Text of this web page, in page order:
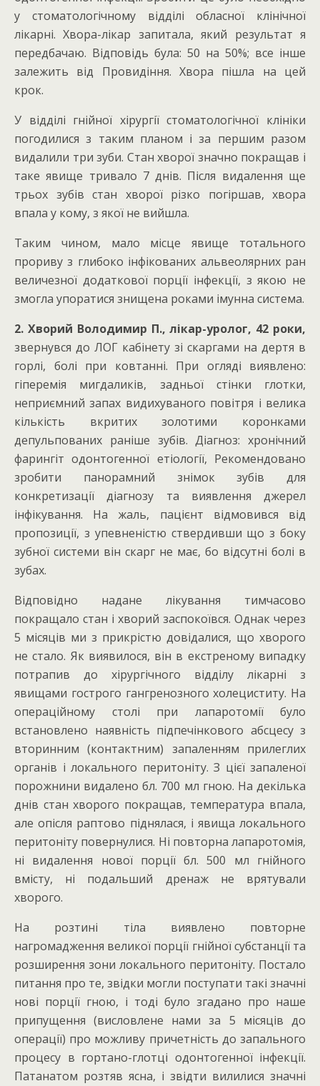
у стоматологічному відділі обласної клінічної
лікарні. Хвора-лікар запитала, який результат я
передбачаю. Відповідь була: 50 на 50%; все інше
залежить від Провидіння. Хвора пішла на цей
крок.
У відділі гнійної хірургії стоматологічної клініки
погодилися з таким планом і за першим разом
видалили три зуби. Стан хворої значно покращав і
таке явище тривало 7 днів. Після видалення ще
трьох зубів стан хворої різко погіршав, хвора
впала у кому, з якої не вийшла.
Таким чином, мало місце явище тотального
прориву з глибоко інфікованих альвеолярних ран
величезної додаткової порції інфекції, з якою не
змогла упоратися знищена роками імунна система.
2. Хворий Володимир П., лікар-уролог, 42 роки,
звернувся до ЛОГ кабінету зі скаргами на дертя в
горлі, болі при ковтанні. При огляді виявлено:
гіперемія мигдаликів, задньої стінки глотки,
неприємний запах видихуваного повітря і велика
кількість вкритих золотими коронками
депульпованих раніше зубів. Діагноз: хронічний
фарингіт одонтогенної етіології, Рекомендовано
зробити панорамний знімок зубів для
конкретизації діагнозу та виявлення джерел
інфікування. На жаль, пацієнт відмовився від
пропозиції, з упевненістю ствердивши що з боку
зубної системи він скарг не має, бо відсутні болі в
зубах.
Відповідно надане лікування тимчасово
покращало стан і хворий заспокоївся. Однак через
5 місяців ми з прикрістю довідалися, що хворого
не стало. Як виявилося, він в екстреному випадку
потрапив до хірургічного відділу лікарні з
явищами гострого гангренозного холециститу. На
операційному столі при лапаротомії було
встановлено наявність підпечінкового абсцесу з
вторинним (контактним) запаленням прилеглих
органів і локального перитоніту. З цієї запаленої
порожнини видалено бл. 700 мл гною. На декілька
днів стан хворого покращав, температура впала,
але опісля раптово піднялася, і явища локального
перитоніту повернулися. Ні повторна лапаротомія,
ні видалення нової порції бл. 500 мл гнійного
вмісту, ні подальший дренаж не врятували
хворого.
На розтині тіла виявлено повторне
нагромадження великої порції гнійної субстанції та
розширення зони локального перитоніту. Постало
питання про те, звідки могли поступати такі значні
нові порції гною, і тоді було згадано про наше
припущення (висловлене нами за 5 місяців до
операції) про можливу причетність до запального
процесу в гортано-глотці одонтогенної інфекції.
Патанатом розтяв ясна, і звідти вилилися значні